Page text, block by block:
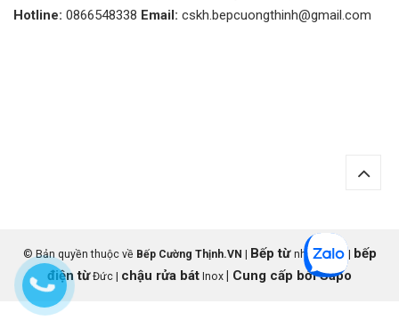
Hotline: 0866548338 Email: cskh.bepcuongthinh@gmail.com
© Bản quyền thuộc về Bếp Cường Thịnh.VN | Bếp từ nhập khẩu | bếp
điện từĐức | chậu rửa bát Inox | Cung cấp bởiSapo